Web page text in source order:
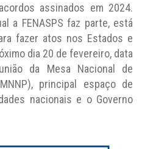
assinados em 2024.
a FENASPS faz parte, está
fazer atos nos Estados e
dia 20 de fevereiro, data
da Mesa Nacional de
principal espaço de
nacionais e o Governo